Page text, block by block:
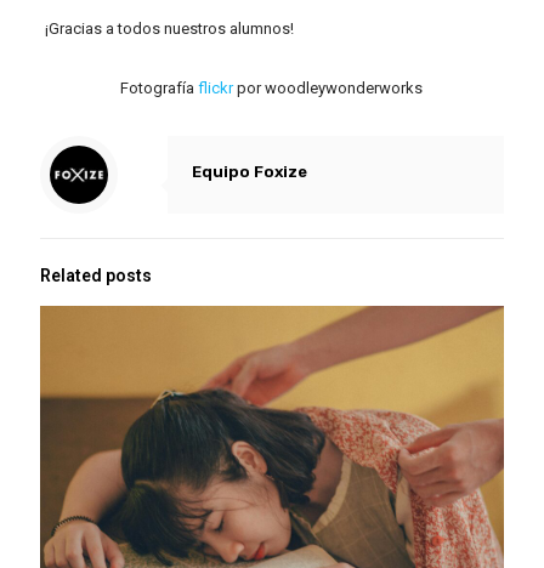
¡Gracias a todos nuestros alumnos!
Fotografíaflickrpor woodleywonderworks
Equipo Foxize
Related posts